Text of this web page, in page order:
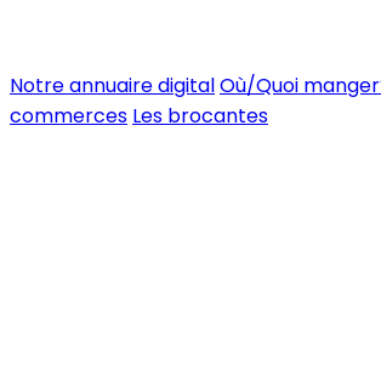
Notre annuaire digitalOù/Quoi
commerces Les brocantes